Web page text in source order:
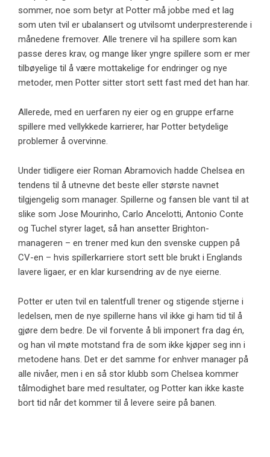
sommer, noe som betyr at Potter må jobbe med et lag
som uten tvil er ubalansert og utvilsomt underpresterende i
månedene fremover. Alle trenere vil ha spillere som kan
passe deres krav, og mange liker yngre spillere som er mer
tilbøyelige til å være mottakelige for endringer og nye
metoder, men Potter sitter stort sett fast med det han har.
Allerede, med en uerfaren ny eier og en gruppe erfarne
spillere med vellykkede karrierer, har Potter betydelige
problemer å overvinne.
Under tidligere eier Roman Abramovich hadde Chelsea en
tendens til å utnevne det beste eller største navnet
tilgjengelig som manager. Spillerne og fansen ble vant til at
slike som Jose Mourinho, Carlo Ancelotti, Antonio Conte
og Tuchel styrer laget, så han ansetter Brighton-
manageren – en trener med kun den svenske cuppen på
CV-en – hvis spillerkarriere stort sett ble brukt i Englands
lavere ligaer, er en klar kursendring av de nye eierne.
Potter er uten tvil en talentfull trener og stigende stjerne i
ledelsen, men de nye spillerne hans vil ikke gi ham tid til å
gjøre dem bedre. De vil forvente å bli imponert fra dag én,
og han vil møte motstand fra de som ikke kjøper seg inn i
metodene hans. Det er det samme for enhver manager på
alle nivåer, men i en så stor klubb som Chelsea kommer
tålmodighet bare med resultater, og Potter kan ikke kaste
bort tid når det kommer til å levere seire på banen.